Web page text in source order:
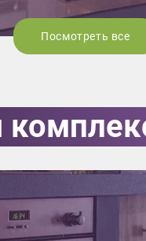
Посмотреть все